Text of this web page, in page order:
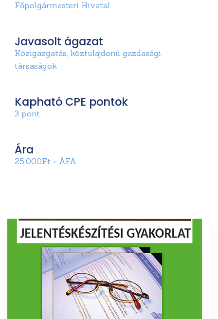
Főpolgármesteri Hivatal
Javasolt ágazat
Közigazgatás, köztulajdonú gazdasági
társaságok
Kapható CPE pontok
3 pont
Ára
25.000Ft + ÁFA